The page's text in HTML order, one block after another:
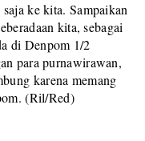
ke kita. Sampaikan
kita, sebagai
di Denpom 1/2
para purnawirawan,
karena memang
(Ril/Red)